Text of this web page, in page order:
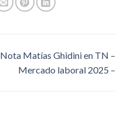
Nota Matías Ghidini en TN –
Mercado laboral 2025 –